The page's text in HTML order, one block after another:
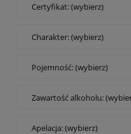
Certyfikat: (wybierz)
Charakter: (wybierz)
Pojemność: (wybierz)
Zawartość alkoholu:
Apelacja: (wybierz)